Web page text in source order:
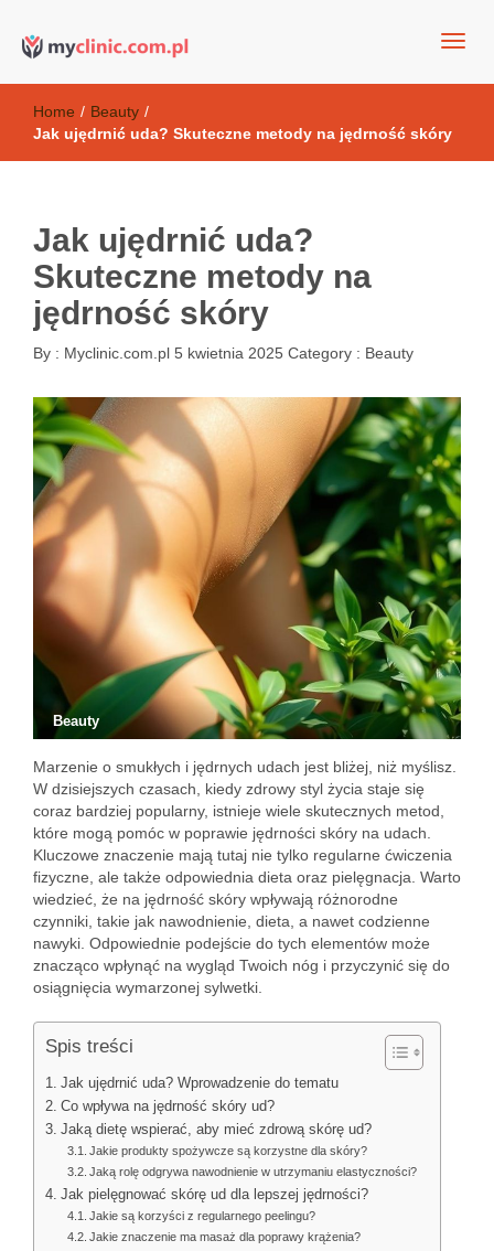
Kosmetyki antyoksydacyjne
Home / Beauty /
Jak ujędrnić uda? Skuteczne metody na jędrność skóry
Jak ujędrnić uda?
Skuteczne metody na
jędrność skóry
By : Myclinic.com.pl 5 kwietnia 2025 Category : Beauty
Beauty
Marzenie o smukłych i jędrnych udach jest bliżej, niż myślisz.
W dzisiejszych czasach, kiedy zdrowy styl życia staje się
coraz bardziej popularny, istnieje wiele skutecznych metod,
które mogą pomóc w poprawie jędrności skóry na udach.
Kluczowe znaczenie mają tutaj nie tylko regularne ćwiczenia
fizyczne, ale także odpowiednia dieta oraz pielęgnacja. Warto
wiedzieć, że na jędrność skóry wpływają różnorodne
czynniki, takie jak nawodnienie, dieta, a nawet codzienne
nawyki. Odpowiednie podejście do tych elementów może
znacząco wpłynąć na wygląd Twoich nóg i przyczynić się do
osiągnięcia wymarzonej sylwetki.
Spis treści
Jak ujędrnić uda? Wprowadzenie do tematu
Co wpływa na jędrność skóry ud?
Jaką dietę wspierać, aby mieć zdrową skórę ud?
Jakie produkty spożywcze są korzystne dla skóry?
Jaką rolę odgrywa nawodnienie w utrzymaniu elastyczności?
Jak pielęgnować skórę ud dla lepszej jędrności?
Jakie są korzyści z regularnego peelingu?
Jakie znaczenie ma masaż dla poprawy krążenia?